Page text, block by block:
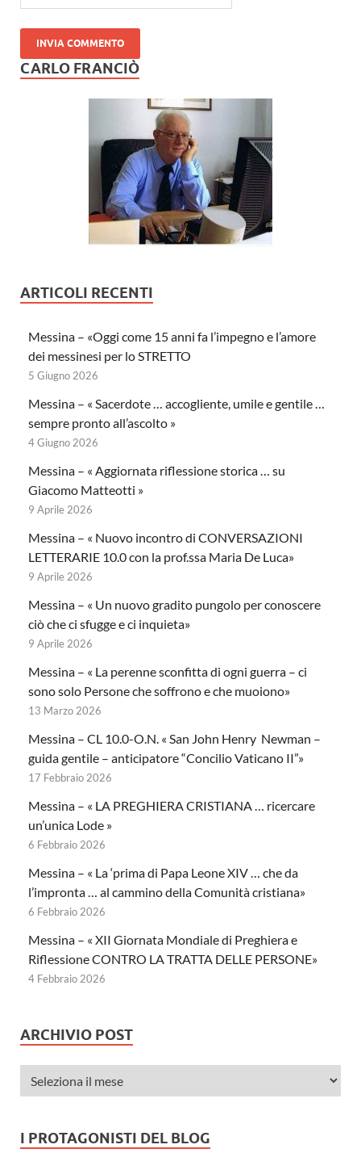
CARLO FRANCIÒ
ARTICOLI RECENTI
Messina – «Oggi come 15 anni fa l’impegno e l’amore
dei messinesi per lo STRETTO
5 Giugno 2026
Messina – « Sacerdote … accogliente, umile e gentile …
sempre pronto all’ascolto »
4 Giugno 2026
Messina – « Aggiornata riflessione storica … su
Giacomo Matteotti »
9 Aprile 2026
Messina – « Nuovo incontro di CONVERSAZIONI
LETTERARIE 10.0 con la prof.ssa Maria De Luca»
9 Aprile 2026
Messina – « Un nuovo gradito pungolo per conoscere
ciò che ci sfugge e ci inquieta»
9 Aprile 2026
Messina – « La perenne sconfitta di ogni guerra – ci
sono solo Persone che soffrono e che muoiono»
13 Marzo 2026
Messina – CL 10.0-O.N. « San John Henry Newman –
guida gentile – anticipatore “Concilio Vaticano II”»
17 Febbraio 2026
Messina – « LA PREGHIERA CRISTIANA … ricercare
un’unica Lode »
6 Febbraio 2026
Messina – « La ‘prima di Papa Leone XIV … che da
l’impronta … al cammino della Comunità cristiana»
6 Febbraio 2026
Messina – « XII Giornata Mondiale di Preghiera e
Riflessione CONTRO LA TRATTA DELLE PERSONE»
4 Febbraio 2026
ARCHIVIO POST
I PROTAGONISTI DEL BLOG